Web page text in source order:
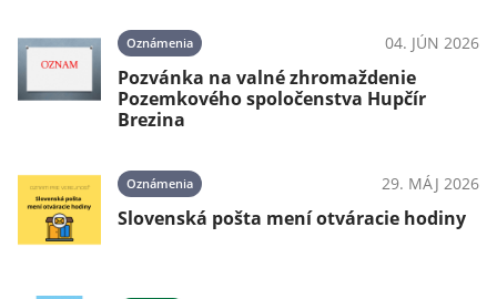
Oznámenia 04. JÚN 2026
Pozvánka na valné zhromaždenie
Pozemkového spoločenstva Hupčír
Brezina
Oznámenia 29. MÁJ 2026
Slovenská pošta mení otváracie hodiny